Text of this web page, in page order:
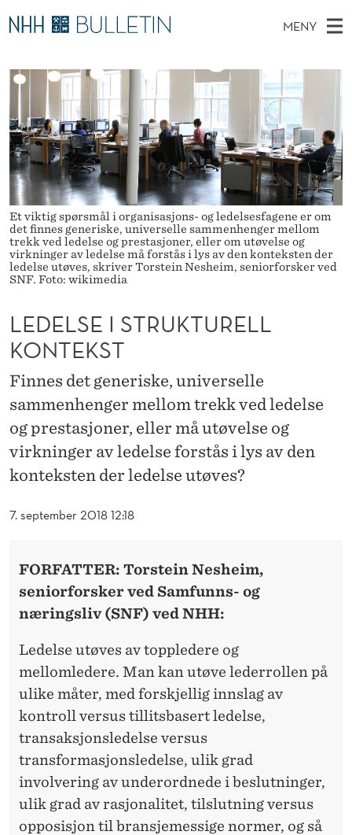
L
E
D
E
L
S
E
S
T
U
K
T
U
R
E
L
MENY
O
V
E
D
M
E
N
Y
Ø
K
E
T
T
S
T
E
D
Stipendiater og nye forskerprofiler
Disputaser
Ekspertutvalg
Om Bulletin
Et viktig spørsmål i organisasjons- og ledelsesfagene er om
det finnes generiske, universelle sammenhenger mellom
trekk ved ledelse og prestasjoner, eller om utøvelse og
virkninger av ledelse må forstås i lys av den konteksten der
ledelse utøves, skriver Torstein Nesheim, seniorforsker ved
SNF. Foto: wikimedia
7. september 2018 12:18
LEDELSE I STRUKTURELL
KONTEKST
Finnes det generiske, universelle
sammenhenger mellom trekk ved ledelse
og prestasjoner, eller må utøvelse og
virkninger av ledelse forstås i lys av den
konteksten der ledelse utøves?
FORFATTER: Torstein Nesheim,
seniorforsker ved Samfunns- og
næringsliv (SNF) ved NHH:
Ledelse utøves av toppledere og
mellomledere. Man kan utøve lederrollen på
ulike måter, med forskjellig innslag av
kontroll versus tillitsbasert ledelse,
transaksjonsledelse versus
transformasjonsledelse, ulik grad
involvering av underordnede i beslutninger,
ulik grad av rasjonalitet, tilslutning versus
opposisjon til bransjemessige normer, og så